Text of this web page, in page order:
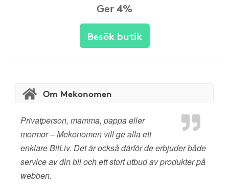
Ger 4%
Besök butik
Om Mekonomen
Privatperson, mamma, pappa eller
mormor – Mekonomen vill ge alla ett
enklare BilLiv. Det är också därför de erbjuder både
service av din bil och ett stort utbud av produkter på
webben.